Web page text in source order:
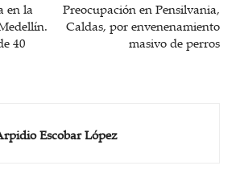
en la
40
Preocupación en Pensilvania,
Caldas, por envenenamiento
masivo de perros
Escobar López